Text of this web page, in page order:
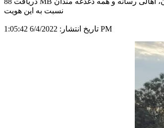
نسبت به این هویت
تاریخ انتشار: 6/4/2022 1:05:42 PM